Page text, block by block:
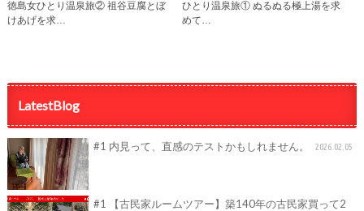
徳島女ひとり温泉旅② 祖谷豆腐とぼ
けあげを求…
ひとり温泉旅① ぬるぬる極上湯を求
めて…
LatestBlog
#1 内見って、直感のテストかもしれません。 2026.02.05
#1 【古民家ルームツアー】築140年の古民家買って2